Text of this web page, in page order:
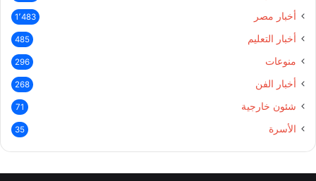
أخبار مصر 1٬483
أخبار التعليم 485
منوعات 296
أخبار الفن 268
شئون خارجية 71
الأسرة 35